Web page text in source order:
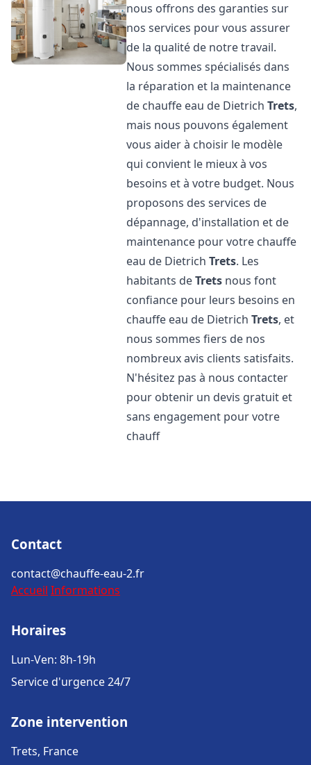
nous offrons des garanties sur
nos services pour vous assurer
de la qualité de notre travail.
Nous sommes spécialisés dans
la réparation et la maintenance
de chauffe eau de DietrichTrets,
mais nous pouvons également
vous aider à choisir le modèle
qui convient le mieux à vos
besoins et à votre budget. Nous
proposons des services de
dépannage, d'installation et de
maintenance pour votre chauffe
eau de DietrichTrets. Les
habitants deTrets nous font
confiance pour leurs besoins en
chauffe eau de DietrichTrets, et
nous sommes fiers de nos
nombreux avis clients satisfaits.
N'hésitez pas à nous contacter
pour obtenir un devis gratuit et
sans engagement pour votre
chauff
Contact
contact@chauffe-eau-2.fr
Accueil Informations
Horaires
Lun-Ven: 8h-19h
Service d'urgence 24/7
Zone intervention
Trets, France